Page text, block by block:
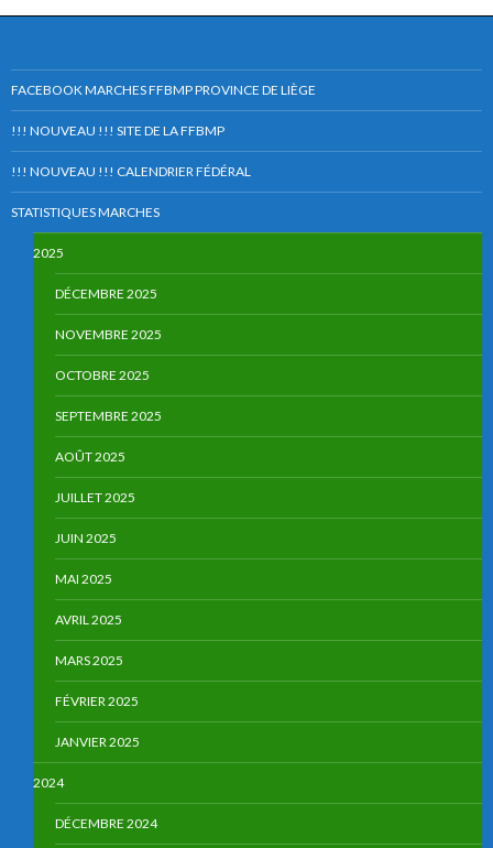
FACEBOOK MARCHES FFBMP PROVINCE DE LIÈGE
!!! NOUVEAU !!! SITE DE LA FFBMP
!!! NOUVEAU !!! CALENDRIER FÉDÉRAL
STATISTIQUES MARCHES
2025
DÉCEMBRE 2025
NOVEMBRE 2025
OCTOBRE 2025
SEPTEMBRE 2025
AOÛT 2025
JUILLET 2025
JUIN 2025
MAI 2025
AVRIL 2025
MARS 2025
FÉVRIER 2025
JANVIER 2025
2024
DÉCEMBRE 2024